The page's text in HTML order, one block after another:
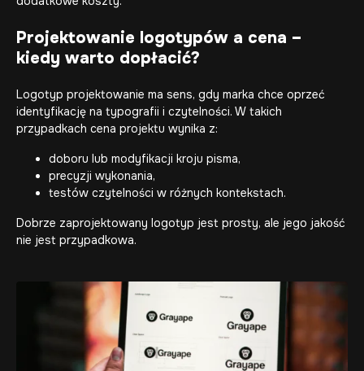
Projektowanie logotypów a cena –
kiedy warto dopłacić?
Logotyp projektowanie ma sens, gdy marka chce oprzeć
identyfikację na typografii i czytelności. W takich
przypadkach cena projektu wynika z:
doboru lub modyfikacji kroju pisma,
precyzji wykonania,
testów czytelności w różnych kontekstach.
Dobrze zaprojektowany logotyp jest prosty, ale jego jakość
nie jest przypadkowa.